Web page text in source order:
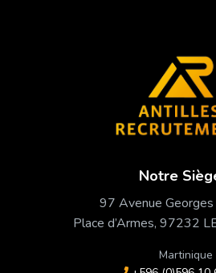
Notre
97 Avenue
Place d’Armes, 97232
Martinique